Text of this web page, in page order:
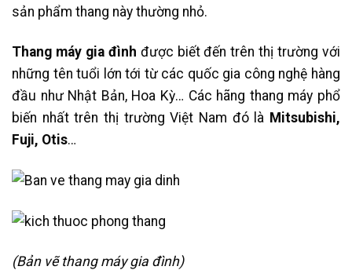
sản phẩm thang này thường nhỏ.
Thang máy gia đình được biết đến trên thị trường với
những tên tuổi lớn tới từ các quốc gia công nghệ hàng
đầu như Nhật Bản, Hoa Kỳ… Các hãng thang máy phổ
biến nhất trên thị trường Việt Nam đó là Mitsubishi,
Fuji, Otis…
(Bản vẽ thang máy gia đình)